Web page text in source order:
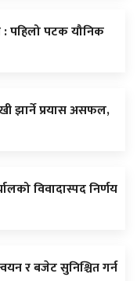
पहिलो पटक यौनिक
झार्ने प्रयास असफल,
विवादास्पद निर्णय
र बजेट सुनिश्चित गर्न